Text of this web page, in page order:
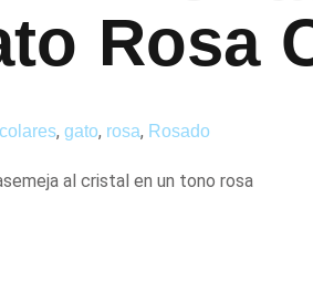
Rosa
, gato, rosa, Rosado
al cristal en un tono rosa